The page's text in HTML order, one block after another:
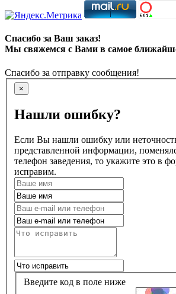
Спасибо за Ваш заказ!
Мы свяжемся с Вами в самое
Спасибо за отправку сообщения!
×
Нашли ошибку?
Если Вы нашли ошибку или
представленной информации,
телефон заведения, то укажите это в
исправим.
Введите код в поле ниже